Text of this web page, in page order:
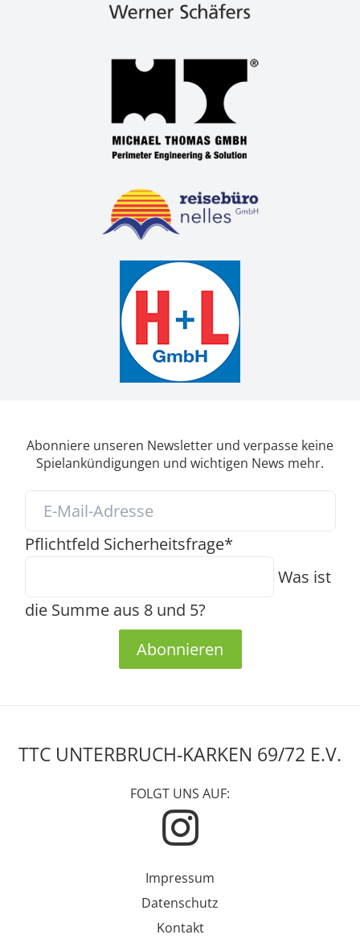
Abonniere unseren Newsletter und verpasse keine
Spielankündigungen und wichtigen News mehr.
Pflichtfeld Sicherheitsfrage*
Was ist
die Summe aus 8 und 5?
Abonnieren
TTC UNTERBRUCH-KARKEN 69/72 E.V.
FOLGT UNS AUF:
Impressum
Datenschutz
Kontakt